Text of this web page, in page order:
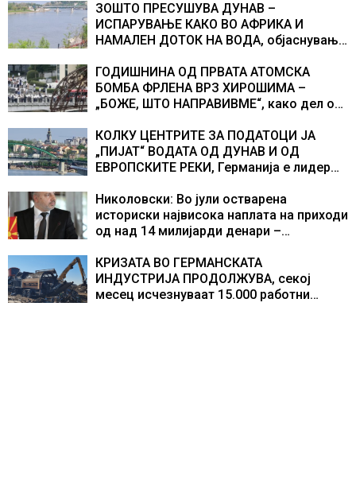
ЗОШТО ПРЕСУШУВА ДУНАВ –
ИСПАРУВАЊЕ КАКО ВО АФРИКА И
НАМАЛЕН ДОТОК НА ВОДА, објаснување
ГОДИШНИНА ОД ПРВАТА АТОМСКА
БОМБА ФРЛЕНА ВРЗ ХИРОШИМА –
„БОЖЕ, ШТО НАПРАВИВМЕ“, како дел од
учесниците во бомбардирањето го
доживуваа овој настан што го промени
текот на историјата
КОЛКУ ЦЕНТРИТЕ ЗА ПОДАТОЦИ ЈА
„ПИЈАТ“ ВОДАТА ОД ДУНАВ И ОД
ЕВРОПСКИТЕ РЕКИ, Германија е лидер
центри за податоци
Николовски: Во јули остварена
историски највисока наплата на приходи
од над 14 милијарди денари –
резултати
КРИЗАТА ВО ГЕРМАНСКАТА
ИНДУСТРИЈА ПРОДОЛЖУВА, секој
месец исчезнуваат 15.000 работни